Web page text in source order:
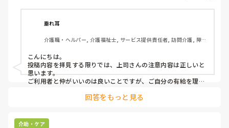
わりはいらないから中止でいいよとのこと。このことを上司
に伝えたら、注意されました。
上司の注意内容
→利用者に対して、こういう理由で有休をとると言ってはい
けない。
→ケアマネに中止になることを伝える時は、有休をとるから
中止になったとは言わないこと。「中止にさせてもらうこと
か？」と聞くようにして。
と言われました。
垂れ耳
介護職・ヘルパー, 介護福祉士, サービス提供責任者, 訪問介護, 障害
こんにちは。
投稿内容を拝見する限りでは、上司さんの注意内容は正しいと
思います。
ご利用者と仲がいいのは良いことですが、ご自分の有給を理由
それだけ、そのご利用者がもかさんのことを信頼されてるんで
ョン組めますよね。
回答をもっと見る
介助・ケア